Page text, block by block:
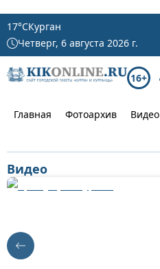
17°CКурган
Четверг, 6 августа 2026 г.
16+
Главная Фотоархив Видео
Видео